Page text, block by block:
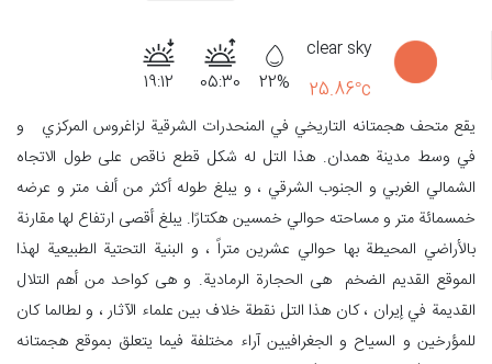
clear sky
25.86°c
22%
05:30
19:12
يقع متحف هجمتانه التاريخي في المنحدرات الشرقية لزاغروس المركزي و
في وسط مدينة همدان. هذا التل له شكل قطع ناقص على طول الاتجاه
الشمالي الغربي و الجنوب الشرقي ، و يبلغ طوله أكثر من ألف متر و عرضه
خمسمائة متر و مساحته حوالي خمسين هكتارًا. يبلغ أقصى ارتفاع لها مقارنة
بالأراضي المحيطة بها حوالي عشرين متراً ، و البنية التحتية الطبيعية لهذا
الموقع القديم الضخم هی الحجارة الرمادية. و هی كواحد من أهم التلال
القديمة في إيران ، كان هذا التل نقطة خلاف بين علماء الآثار ، و لطالما كان
للمؤرخين و السياح و الجغرافيين آراء مختلفة فيما يتعلق بموقع هجمتانه